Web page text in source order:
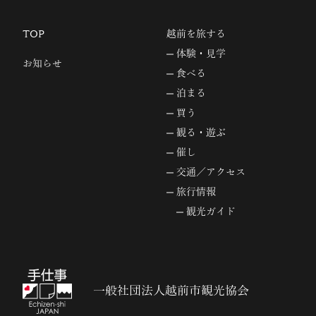
TOP
お知らせ
越前を旅する
体験・見学
食べる
泊まる
買う
観る・遊ぶ
催し
交通／アクセス
旅行情報
観光ガイド
一般社団法人越前市観光協会